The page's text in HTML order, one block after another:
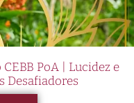
PoA | Lucidez e
Desafiadores